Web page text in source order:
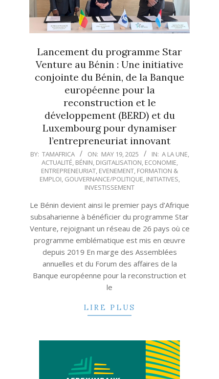
Lancement du programme Star
Venture au Bénin : Une initiative
conjointe du Bénin, de la Banque
européenne pour la
reconstruction et le
développement (BERD) et du
Luxembourg pour dynamiser
l’entrepreneuriat innovant
2025-
BY: TAMAFRICA ON: MAY 19, 2025 IN: A LA UNE,
ACTUALITÉ, BÉNIN, DIGITALISATION, ECONOMIE,
ENTREPRENEURIAT, EVENEMENT, FORMATION &
EMPLOI, GOUVERNANCE/POLITIQUE, INITIATIVES,
INVESTISSEMENT
Le Bénin devient ainsi le premier pays d’Afrique
subsaharienne à bénéficier du programme Star
Venture, rejoignant un réseau de 26 pays où ce
programme emblématique est mis en œuvre
depuis 2019 En marge des Assemblées
annuelles et du Forum des affaires de la
Banque européenne pour la reconstruction et
le
LIRE PLUS